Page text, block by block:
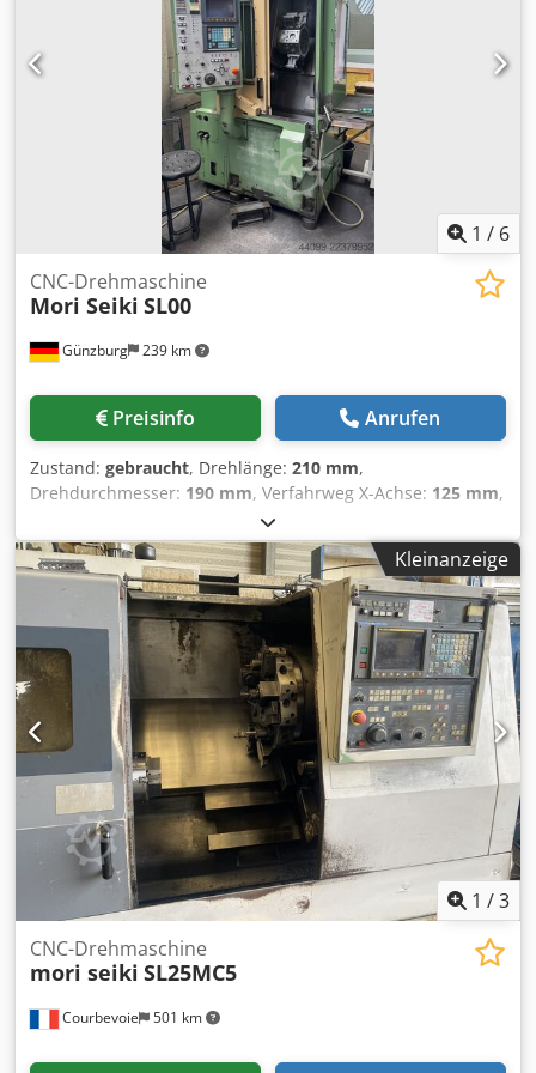
1 / 6
Günzburg 239 km
CNC-Drehmaschine
Mori Seiki SL00
Preisinfo Anrufen
Zustand: gebraucht, Drehlänge: 210 mm,
Drehdurchmesser: 190 mm, Verfahrweg X-Achse: 125 mm,
195 mm, Drehzahl (min.):
U/min, Drehdurchmesser 190 mm Drehlänge 210 - 230
mm x-Achse 125 mm z-Achse 195 mm Drehzahlbereich
6.000 U/min Umlaufdurchmesser über Bett 190 - 200 mm
Spindelbohrung 43 mm Maschinengewicht ca. 2.500 kg
Crodpfezm Uqujx Ab Njf Zubehör/Ausstattung: -
Späneförderer
Kleinanzeige
1 /3
Courbevoie 501 km
CNC-Drehmaschine
mori seiki SL25MC5